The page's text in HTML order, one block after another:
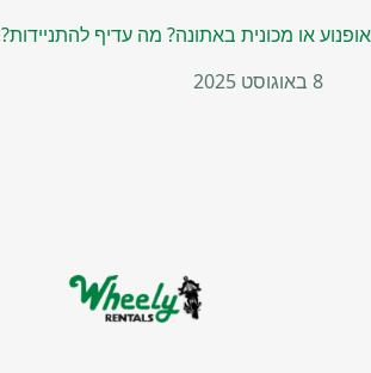
אופנוע או מכונית באתונה? מה עדיף להתניידות?
8 באוגוסט 2025